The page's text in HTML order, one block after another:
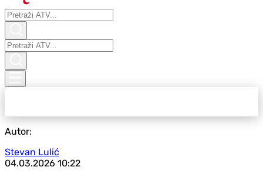
Autor:
Stevan Lulić
04.03.2026 10:22